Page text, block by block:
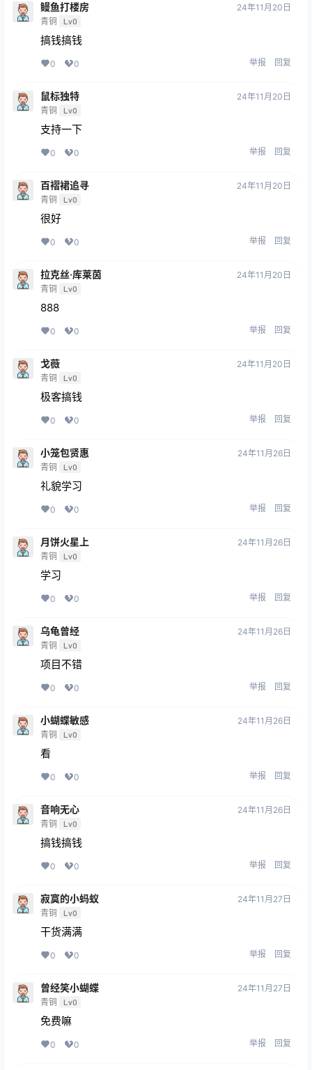
鳗鱼打楼房
青铜 Lv0
24年11月20日
搞钱搞钱
0 0 举报 回复
鼠标独特
青铜 Lv0
24年11月20日
支持一下
0 0 举报 回复
百褶裙追寻
青铜 Lv0
24年11月20日
很好
0 0 举报 回复
拉克丝·库莱茵
青铜 Lv0
24年11月20日
888
0 0 举报 回复
戈薇
青铜 Lv0
24年11月20日
极客搞钱
0 0 举报 回复
小笼包贤惠
青铜 Lv0
24年11月26日
礼貌学习
0 0 举报 回复
月饼火星上
青铜 Lv0
24年11月26日
学习
0 0 举报 回复
乌龟曾经
青铜 Lv0
24年11月26日
项目不错
0 0 举报 回复
小蝴蝶敏感
青铜 Lv0
24年11月26日
看
0 0 举报 回复
音响无心
青铜 Lv0
24年11月26日
搞钱搞钱
0 0 举报 回复
寂寞的小蚂蚁
青铜 Lv0
24年11月27日
干货满满
0 0 举报 回复
曾经笑小蝴蝶
青铜 Lv0
24年11月27日
免费嘛
0 0 举报 回复